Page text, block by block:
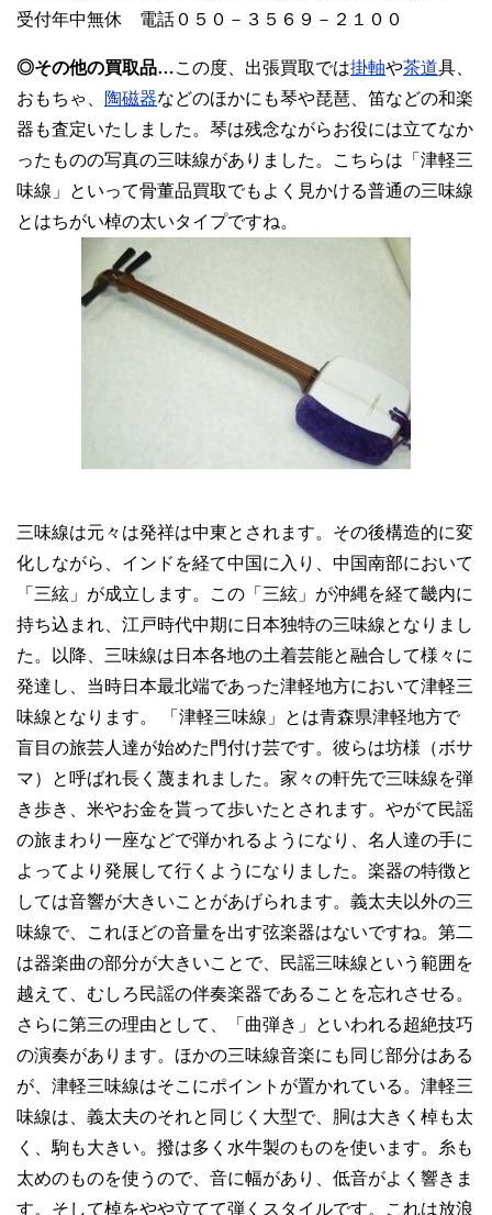
受付年中無休 電話０５０－３５６９－２１００
◎その他の買取品…この度、出張買取では掛軸や茶道具、
おもちゃ、
陶磁器などのほかにも琴や琵琶、笛などの和楽
器も査定いたしました。琴は残念ながらお役には立てなか
ったものの写真の三味線がありました。こちらは「津軽三
味線」といって骨董品買取でもよく見かける普通の三味線
とはちがい棹の太いタイプですね。
三味線は元々は発祥は中東とされます。その後構造的に変
化しながら、インドを経て中国に入り、中国南部において
「三絃」が成立します。この「三絃」が沖縄を経て畿内に
持ち込まれ、江戸時代中期に日本独特の三味線となりまし
た。以降、三味線は日本各地の土着芸能と融合して様々に
発達し、当時日本最北端であった津軽地方において津軽三
味線となります。 「津軽三味線」とは青森県津軽地方で
盲目の旅芸人達が始めた門付け芸です。彼らは坊様（ボサ
マ）と呼ばれ長く蔑まれました。家々の軒先で三味線を弾
き歩き、米やお金を貰って歩いたとされます。やがて民謡
の旅まわり一座などで弾かれるようになり、名人達の手に
よってより発展して行くようになりました。楽器の特徴と
しては音響が大きいことがあげられます。義太夫以外の三
味線で、これほどの音量を出す弦楽器はないですね。第二
は器楽曲の部分が大きいことで、民謡三味線という範囲を
越えて、むしろ民謡の伴奏楽器であることを忘れさせる。
さらに第三の理由として、「曲弾き」といわれる超絶技巧
の演奏があります。ほかの三味線音楽にも同じ部分はある
が、津軽三味線はそこにポイントが置かれている。津軽三
味線は、義太夫のそれと同じく大型で、胴は大きく棹も太
く、駒も大きい。撥は多く水牛製のものを使います。糸も
太めのものを使うので、音に幅があり、低音がよく響きま
す。そして棹をやや立てて弾くスタイルです。これは放浪